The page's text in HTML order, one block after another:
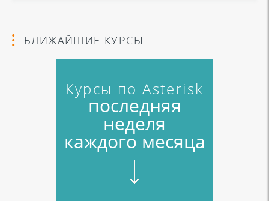
БЛИЖАЙШИЕ КУРСЫ
Курсы по Asterisk
последняя
неделя
каждого месяца